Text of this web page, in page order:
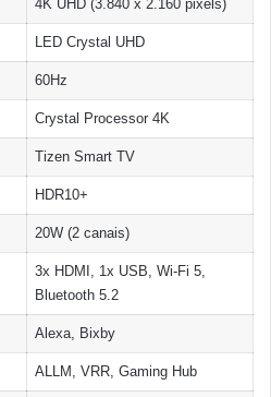
4K UHD (3.840 x 2.160 pixels)
LED Crystal UHD
60Hz
Crystal Processor 4K
Tizen Smart TV
HDR10+
20W (2 canais)
3x HDMI, 1x USB, Wi-Fi 5,
Bluetooth 5.2
Alexa, Bixby
ALLM, VRR, Gaming Hub